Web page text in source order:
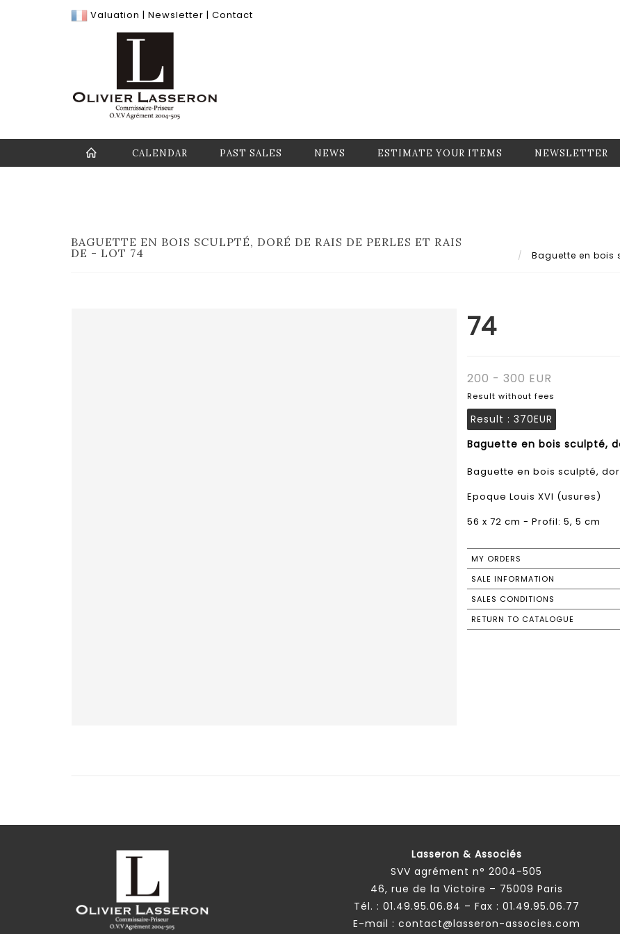
Valuation | Newsletter | Contact
CALENDAR PAST SALES NEWS ESTIMATE YOUR ITEMS NEWSLETTER
BAGUETTE EN BOIS SCULPTÉ, DORÉ DE RAIS DE PERLES ET RAIS
DE - LOT 74
Baguette en bois
74
200 - 300 EUR
Result without fees
Result : 370EUR
Baguette en bois sculpté,
Baguette en bois sculpté,
Epoque Louis XVI (usures)
56 x 72 cm - Profil: 5, 5 cm
MY ORDERS
SALE INFORMATION
SALES CONDITIONS
RETURN TO CATALOGUE
Lasseron & Associés
SVV agrément n° 2004-505
46, rue de la Victoire – 75009 Paris
Tél. : 01.49.95.06.84 – Fax : 01.49.95.06.77
E-mail : contact@lasseron-associes.com